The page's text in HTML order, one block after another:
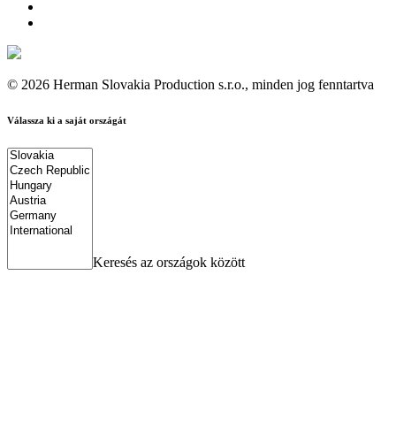
© 2026 Herman Slovakia Production s.r.o., minden jog fenntartva
Válassza ki a saját országát
Keresés az országok között